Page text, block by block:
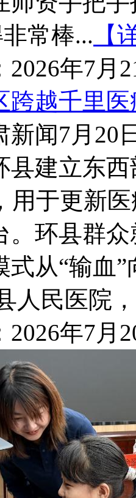
常棒... 【
2026年7月
跨越千里
新闻7月20
县建立东
用于更新
。环县群
式从“输血
人民医院
2026年7月